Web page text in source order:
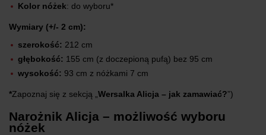
Kolor nóżek: do wyboru*
Wymiary (+/- 2 cm):
szerokość: 212 cm
głębokość: 155 cm (z doczepioną pufą) bez 95 cm
wysokość: 93 cm z nóżkami 7 cm
*Zapoznaj się z sekcją „ Wersalka Alicja – jak zamawiać?”)
Narożnik Alicja – możliwość wyboru
nóżek